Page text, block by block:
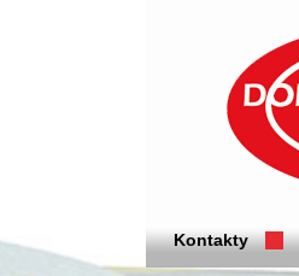
Kontakty